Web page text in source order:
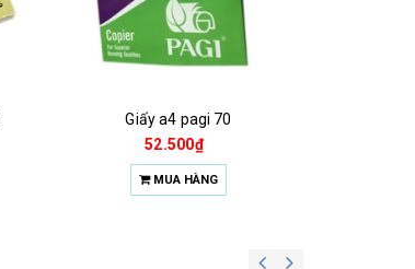
Giấy a4 pagi 70
52.500₫
MUA HÀNG